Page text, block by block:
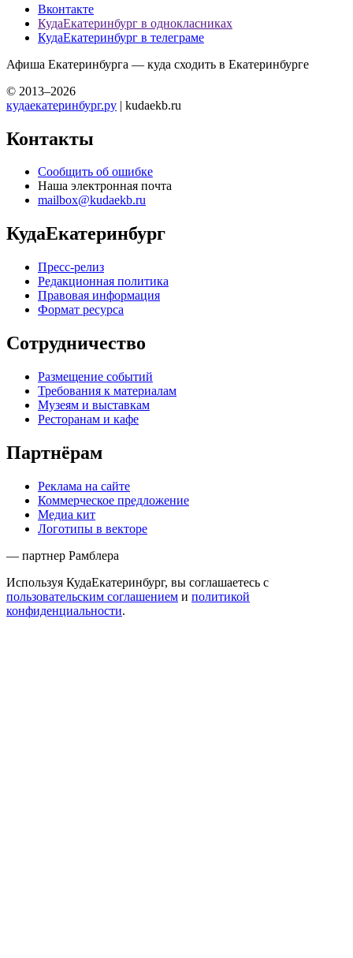
Вконтакте
КудаЕкатеринбург в однокласниках
КудаЕкатеринбург в телеграме
Афиша Екатеринбурга — куда сходить в Екатеринбурге
© 2013–2026
кудаекатеринбург.ру | kudaekb.ru
Контакты
Сообщить об ошибке
Наша электронная почта
mailbox@kudaekb.ru
КудаЕкатеринбург
Пресс-релиз
Редакционная политика
Правовая информация
Формат ресурса
Сотрудничество
Размещение событий
Требования к материалам
Музеям и выставкам
Ресторанам и кафе
Партнёрам
Реклама на сайте
Коммерческое предложение
Медиа кит
Логотипы в векторе
— партнер Рамблера
Используя КудаЕкатеринбург, вы соглашаетесь с
пользовательским соглашением и политикой
конфиденциальности.